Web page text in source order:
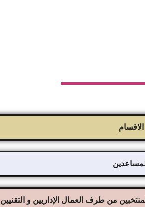
من طرف العمال الإداريين و التقنيين